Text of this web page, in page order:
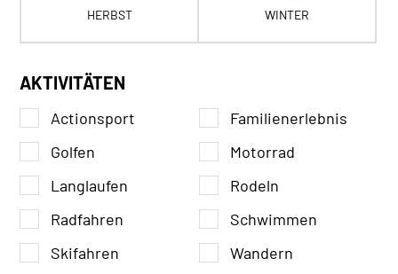
HERBST WINTER
AKTIVITÄTEN
Actionsport
Familienerlebnis
Golfen
Motorrad
Langlaufen
Rodeln
Radfahren
Schwimmen
Skifahren
Wandern